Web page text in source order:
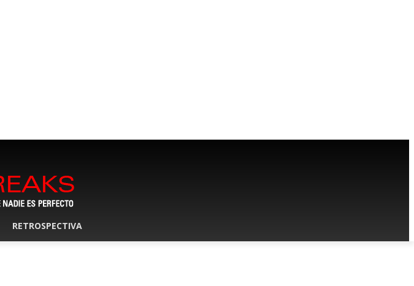
RETROSPECTIVA